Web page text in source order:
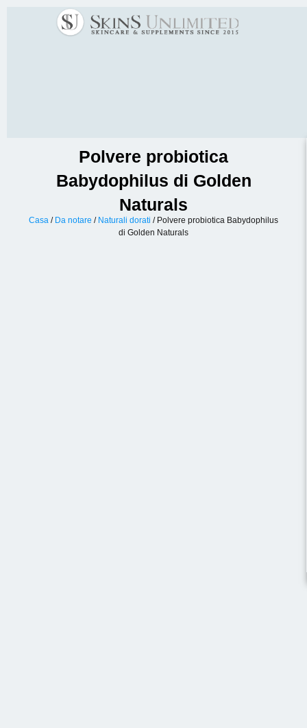
Polvere probiotica
Babydophilus di Golden
Naturals
Casa / Da notare / Naturali dorati / Polvere probiotica Babydophilus
di Golden Naturals